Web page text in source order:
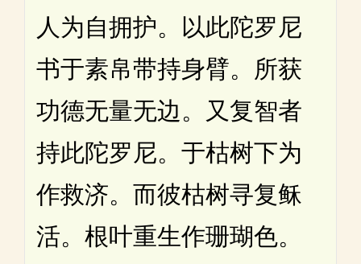
人为自拥护。以此陀罗尼
书于素帛带持身臂。所获
功德无量无边。又复智者
持此陀罗尼。于枯树下为
作救济。而彼枯树寻复稣
活。根叶重生作珊瑚色。